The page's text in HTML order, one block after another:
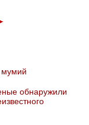
мумий
обнаружили